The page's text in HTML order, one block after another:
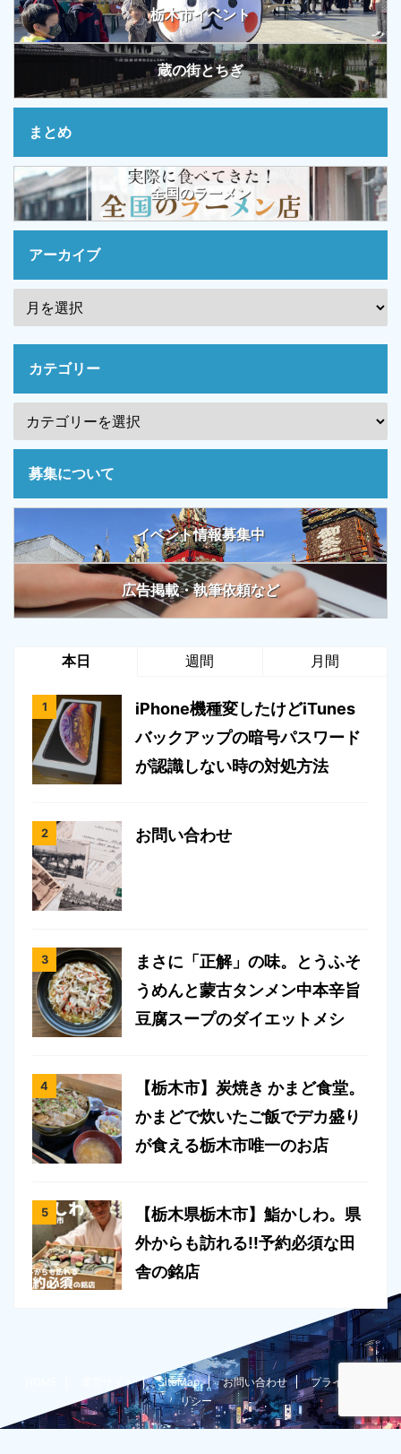
栃木市イベント
蔵の街とちぎ
まとめ
全国のラーメン
アーカイブ
カテゴリー
募集について
イベント情報募集中
広告掲載・執筆依頼など
本日 週間 月間
iPhone機種変したけどiTunes
バックアップの暗号パスワード
が認識しない時の対処方法
お問い合わせ
まさに「正解」の味。とうふそ
うめんと蒙古タンメン中本辛旨
豆腐スープのダイエットメシ
【栃木市】炭焼き かまど食堂。
かまどで炊いたご飯でデカ盛り
が食える栃木市唯一のお店
【栃木県栃木市】鮨かしわ。県
外からも訪れる!!予約必須な田
舎の銘店
運営サイト SiteMap お問い合わせ
プライバシーポ
リシー